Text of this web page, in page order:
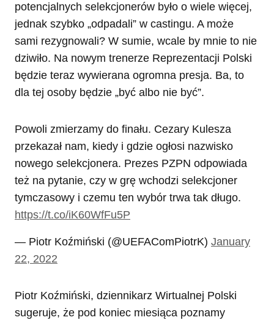
potencjalnych selekcjonerów było o wiele więcej,
jednak szybko „odpadali” w castingu. A może
sami rezygnowali? W sumie, wcale by mnie to nie
dziwiło. Na nowym trenerze Reprezentacji Polski
będzie teraz wywierana ogromna presja. Ba, to
dla tej osoby będzie „być albo nie być”.
Powoli zmierzamy do finału. Cezary Kulesza
przekazał nam, kiedy i gdzie ogłosi nazwisko
nowego selekcjonera. Prezes PZPN odpowiada
też na pytanie, czy w grę wchodzi selekcjoner
tymczasowy i czemu ten wybór trwa tak długo.
https://t.co/iK60WfFu5P
— Piotr Koźmiński (@UEFAComPiotrK) January
22, 2022
Piotr Koźmiński, dziennikarz Wirtualnej Polski
sugeruje, że pod koniec miesiąca poznamy